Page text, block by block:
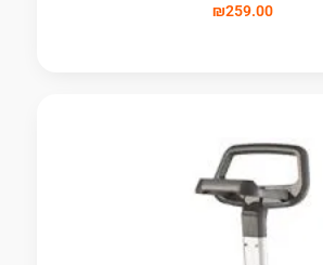
₪259.00